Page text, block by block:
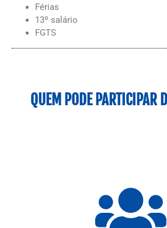
Férias
13º salário
FGTS
QUEM PODE PARTICIPAR